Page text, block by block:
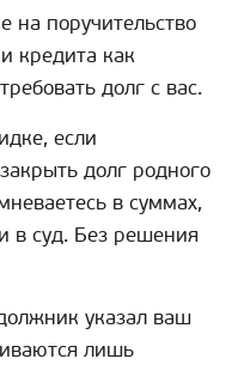
на поручительство
кредита как
долг с вас.
если
долг родного
в суммах,
в суд. Без решения
указал ваш
лишь